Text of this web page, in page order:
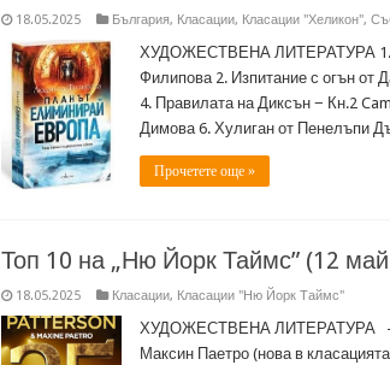
18.05.2025 България, Класации, Класации "Хеликон",
ХУДОЖЕСТВЕНА ЛИТЕРАТУРА 1.
Филипова 2. Изпитание с огън от
4. Правилата на Диксън − Кн.2
Димова 6. Хулиган от Пенелъпи
Прочетете още »
Топ 10 на „Ню Йорк Таймс” (12
18.05.2025 Класации, Класации "Ню Йорк Таймс"
ХУДОЖЕСТВЕНА ЛИТЕРАТУРА
Максин Паетро (нова в